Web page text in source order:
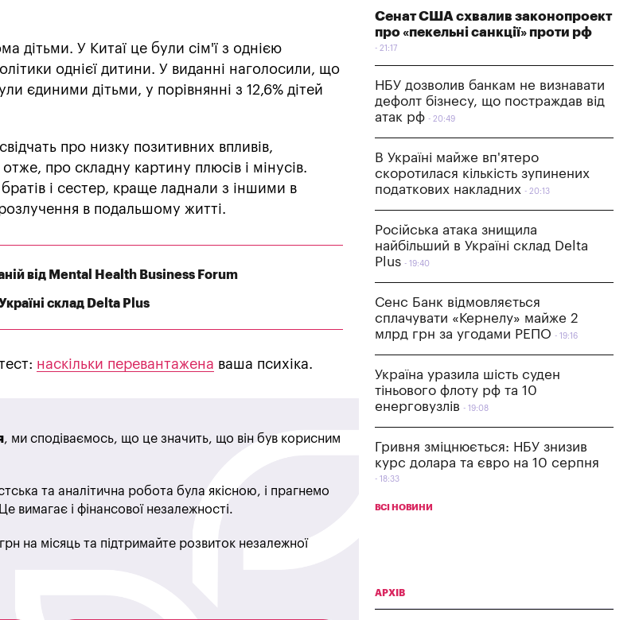
дітьми. У Китаї це були сім'ї з однією
однієї дитини. У виданні наголосили, що
єдиними дітьми, у порівнянні з 12,6% дітей
про низку позитивних впливів,
про складну картину плюсів і мінусів.
і сестер, краще ладнали з іншими в
в подальшому житті.
від Mental Health Business Forum
склад Delta Plus
наскільки перевантажена ваша психіка.
, ми сподіваємось, що це значить, що він був корисним
та аналітична робота була якісною, і прагнемо
вимагає і фінансової незалежності.
на місяць та підтримайте розвиток незалежної
Сенат США схвалив законопроект
про «пекельні санкції» проти рф
21:17
НБУ дозволив банкам не визнавати
дефолт бізнесу, що постраждав від
атак рф
20:49
В Україні майже вп'ятеро
скоротилася кількість зупинених
податкових накладних
20:13
Російська атака знищила
найбільший в Україні склад Delta
Plus
19:40
Сенс Банк відмовляється
сплачувати «Кернелу» майже 2
млрд грн за угодами РЕПО
19:16
Україна уразила шість суден
тіньового флоту рф та 10
енерговузлів
19:08
Гривня зміцнюється: НБУ знизив
курс долара та євро на 10 серпня
18:33
ВСІ НОВИНИ
АРХІВ